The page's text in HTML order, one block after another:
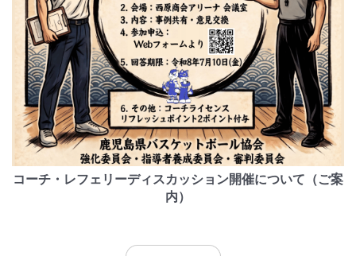
コーチ・レフェリーディスカッション開催について（ご案
内）